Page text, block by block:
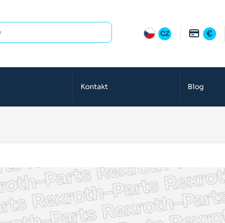
CZ €
Kontakt Blog